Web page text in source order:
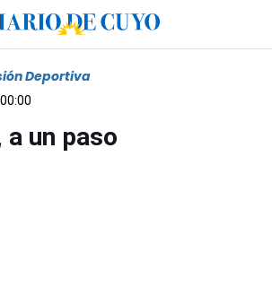
Deportiva
a un paso